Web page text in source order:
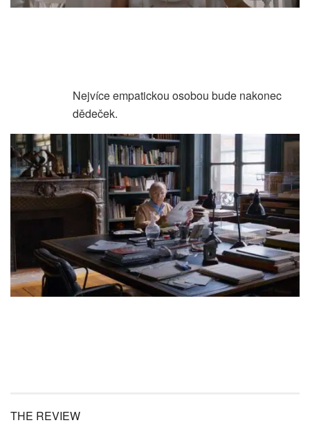
Nejvíce empatickou osobou bude nakonec
dědeček.
THE REVIEW